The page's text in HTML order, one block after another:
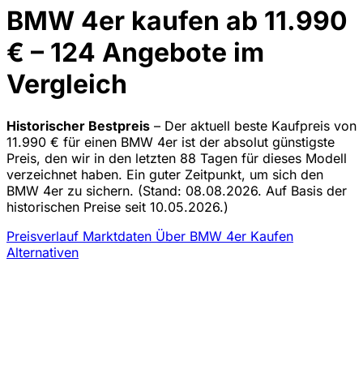
BMW 4er kaufen ab 11.990
€ – 124 Angebote im
Vergleich
Historischer Bestpreis – Der aktuell beste Kaufpreis von
11.990 € für einen BMW 4er ist der absolut günstigste
Preis, den wir in den letzten 88 Tagen für dieses Modell
verzeichnet haben. Ein guter Zeitpunkt, um sich den
BMW 4er zu sichern. (Stand: 08.08.2026. Auf Basis der
historischen Preise seit 10.05.2026.)
Preisverlauf Marktdaten Über BMW 4er Kaufen
Alternativen